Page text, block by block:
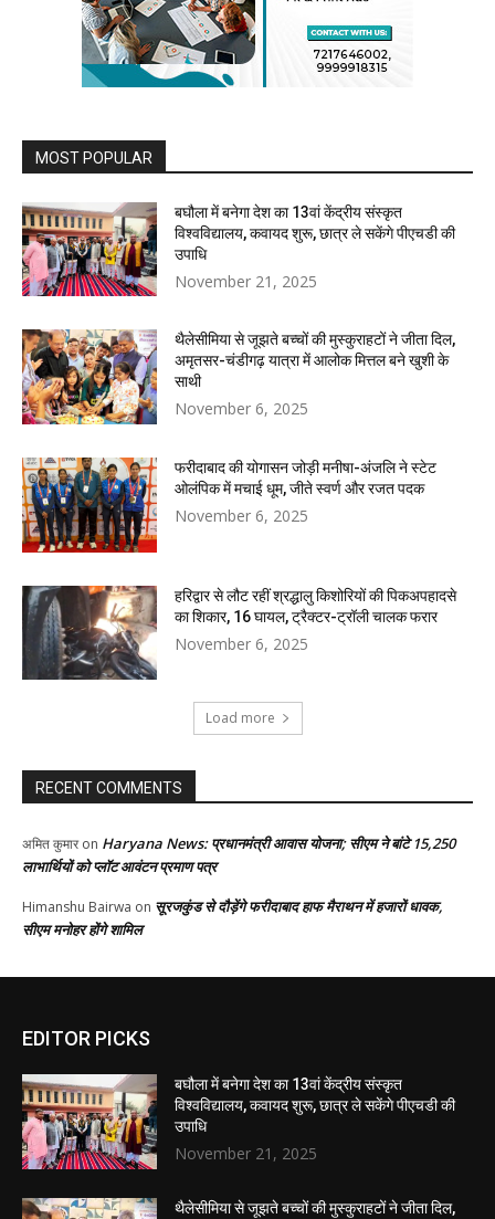
MOST POPULAR
बघौला में बनेगा देश का 13वां केंद्रीय संस्कृत
विश्वविद्यालय, कवायद शुरू, छात्र ले सकेंगे पीएचडी की
उपाधि
November 21, 2025
थैलेसीमिया से जूझते बच्चों की मुस्कुराहटों ने जीता दिल,
अमृतसर-चंडीगढ़ यात्रा में आलोक मित्तल बने खुशी के
साथी
November 6, 2025
फरीदाबाद की योगासन जोड़ी मनीषा-अंजलि ने स्टेट
ओलंपिक में मचाई धूम, जीते स्वर्ण और रजत पदक
November 6, 2025
हरिद्वार से लौट रहीं श्रद्धालु किशोरियों की पिकअपहादसे
का शिकार, 16 घायल, ट्रैक्टर-ट्रॉली चालक फरार
November 6, 2025
Load more
RECENT COMMENTS
अमित कुमारon Haryana News: प्रधानमंत्री आवास योजना; सीएम ने बांटे 15,250
लाभार्थियों को प्लॉट आवंटन प्रमाण पत्र
Himanshu Bairwa on सूरजकुंड से दौड़ेंगे फरीदाबाद हाफ मैराथन में हजारों धावक,
सीएम मनोहर होंगे शामिल
EDITOR PICKS
बघौला में बनेगा देश का 13वां केंद्रीय संस्कृत
विश्वविद्यालय, कवायद शुरू, छात्र ले सकेंगे पीएचडी की
उपाधि
November 21, 2025
थैलेसीमिया से जूझते बच्चों की मुस्कुराहटों ने जीता दिल,